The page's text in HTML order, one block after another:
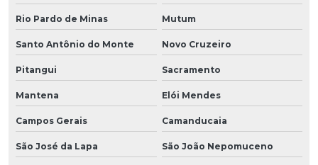
Rio Pardo de Minas Mutum
Santo Antônio do Monte Novo Cruzeiro
Pitangui Sacramento
Mantena Elói Mendes
Campos Gerais Camanducaia
São José da Lapa São João Nepomuceno